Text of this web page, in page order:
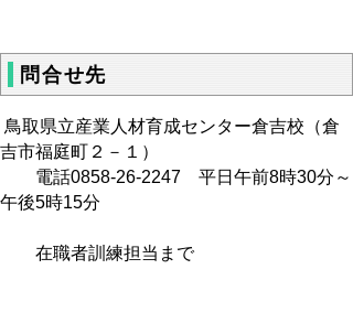
問合せ先
鳥取県立産業人材育成センター倉吉校（倉
吉市福庭町２－１）
電話0858-26-2247 平日午前8時30分～
午後5時15分
在職者訓練担当まで